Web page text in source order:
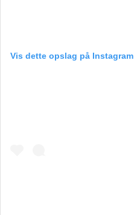
Vis dette opslag på Instagram